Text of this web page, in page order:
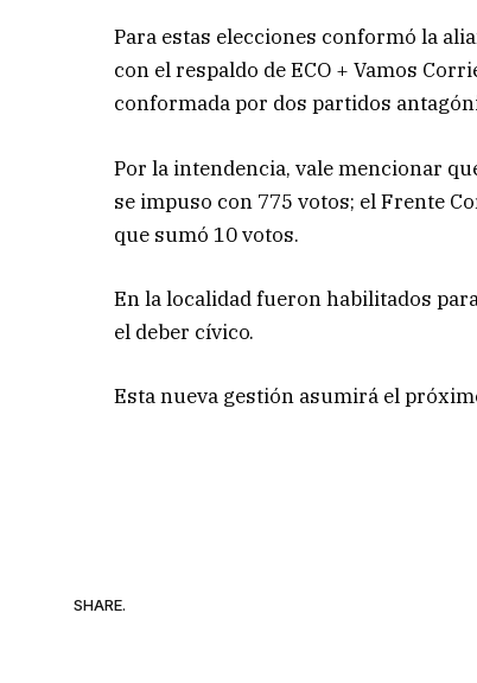
Para estas elecciones conformó la
con el respaldo de ECO + Vamos
conformada por dos partidos
Por la intendencia, vale mencionar
se impuso con 775 votos; el Frente
que sumó 10 votos.
En la localidad fueron habilitados
el deber cívico.
Esta nueva gestión asumirá el
SHARE.